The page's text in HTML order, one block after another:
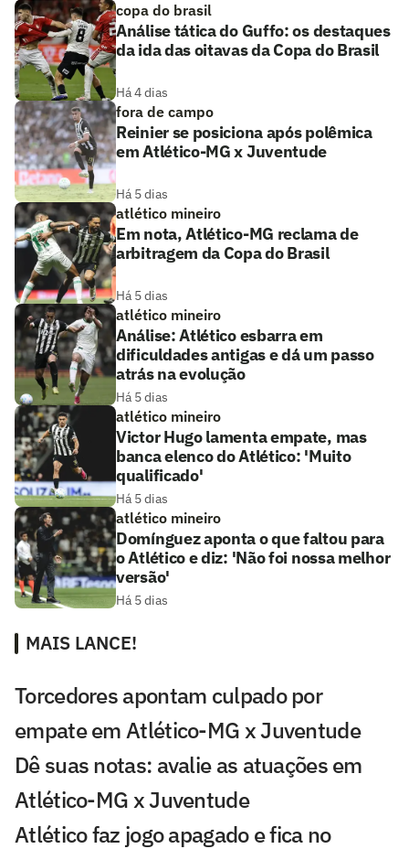
copa do brasil
Análise tática do Guffo: os destaques
da ida das oitavas da Copa do Brasil
Há 4 dias
fora de campo
Reinier se posiciona após polêmica
em Atlético-MG x Juventude
Há 5 dias
atlético mineiro
Em nota, Atlético-MG reclama de
arbitragem da Copa do Brasil
Há 5 dias
atlético mineiro
Análise: Atlético esbarra em
dificuldades antigas e dá um passo
atrás na evolução
Há 5 dias
atlético mineiro
Victor Hugo lamenta empate, mas
banca elenco do Atlético: 'Muito
qualificado'
Há 5 dias
atlético mineiro
Domínguez aponta o que faltou para
o Atlético e diz: 'Não foi nossa melhor
versão'
Há 5 dias
MAIS LANCE!
Torcedores apontam culpado por
empate em Atlético-MG x Juventude
Dê suas notas: avalie as atuações em
Atlético-MG x Juventude
Atlético faz jogo apagado e fica no